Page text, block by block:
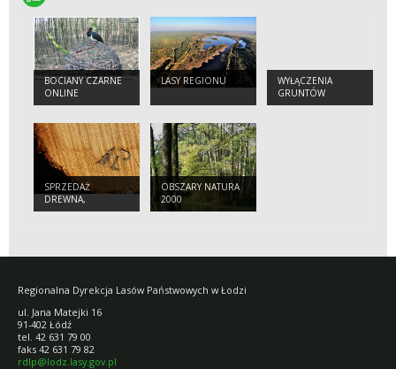
BOCIANY CZARNE
ONLINE
LASY REGIONU
WYŁĄCZENIA
GRUNTÓW
LEŚNYCH Z
SPRZEDAŻ
DREWNA,
CHOINEK I
OBSZARY NATURA
2000
Regionalna Dyrekcja Lasów Państwowych w Łodzi
ul. Jana Matejki 16
91-402 Łódź
tel. 42 631 79 00
faks 42 631 79 82
rdlp@lodz.lasy.gov.pl